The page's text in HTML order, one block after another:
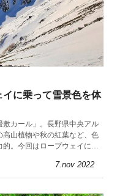
に乗って雪景色を体
カール」。長野県中央アル
山植物や秋の紅葉など、色
。今回はロープウェイに乗
7.nov 2022